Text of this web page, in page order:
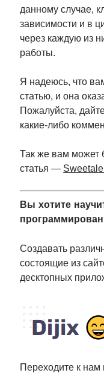
данному случае,
зависимости и в
через каждую из
работы.
Я надеюсь, что
статью, и она
Пожалуйста,
какие-либо
Так же вам может
статья —
Вы хотите
Создавать
состоящие из
десктопных
Переходите к нам